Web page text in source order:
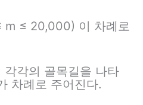
m ≤ 20,000) 이 차례로
각각의 골목길을 나타
차례로 주어진다.